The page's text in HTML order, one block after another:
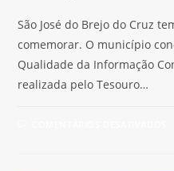
São José do Brejo do Cruz
comemorar. O município
Qualidade da Informação
realizada pelo Tesouro…